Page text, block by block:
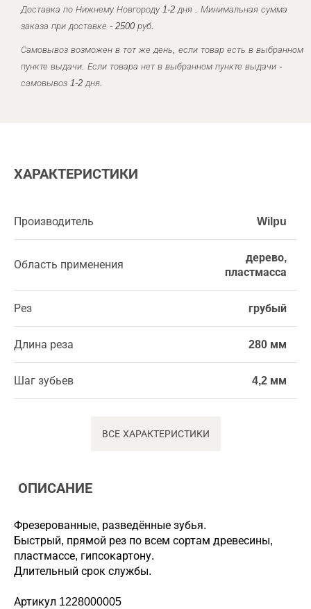
Доставка по Нижнему Новгороду 1-2 дня . Минимальная сумма
заказа при доставке - 2500 руб.
Самовывоз возможен в тот же день, если товар есть в выбранном
пункте выдачи. Если товара нет в выбранном пункте выдачи -
самовывоз 1-2 дня.
ХАРАКТЕРИСТИКИ
Производитель Wilpu
Область применения
дерево,
пластмасса
Рез грубый
Длина реза 280 мм
Шаг зубьев 4,2 мм
ВСЕ ХАРАКТЕРИСТИКИ
ОПИСАНИЕ
Фрезерованные, разведённые зубья.
Быстрый, прямой рез по всем сортам древесины,
пластмассе, гипсокартону.
Длительный срок службы.
Артикул 1228000005